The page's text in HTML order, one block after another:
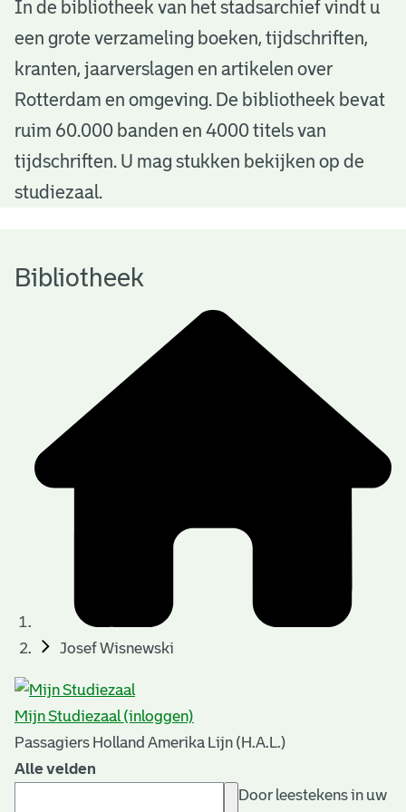
B
b
o
h
In de bibliotheek van het stadsarchief vindt u
een grote verzameling boeken, tijdschriften,
kranten, jaarverslagen en artikelen over
Rotterdam en omgeving. De bibliotheek bevat
ruim 60.000 banden en 4000 titels van
tijdschriften. U mag stukken bekijken op de
studiezaal.
Bibliotheek
Josef Wisnewski
Mijn Studiezaal (inloggen)
Passagiers Holland Amerika Lijn (H.A.L.)
Alle velden
Door leestekens in uw